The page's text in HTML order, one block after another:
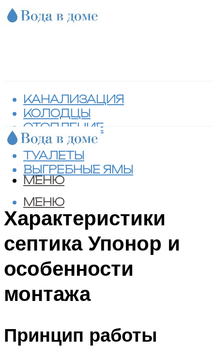
КАНАЛИЗАЦИЯ
КОЛОДЦЫ
ОТОПЛЕНИЕ
СЕПТИКИ
ТУАЛЕТЫ
ВЫГРЕБНЫЕ ЯМЫ
МЕНЮ
МЕНЮ
Характеристики
септика Упонор и
особенности
монтажа
Принцип работы